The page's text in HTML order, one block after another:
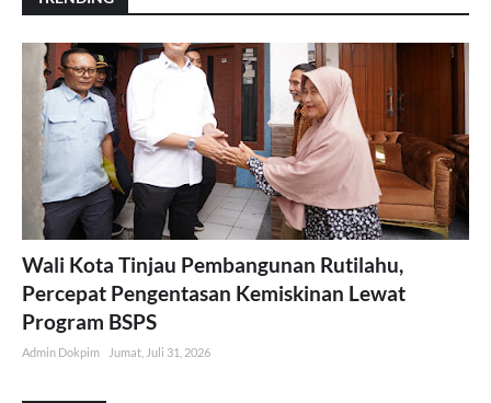
Wali Kota Tinjau Pembangunan Rutilahu,
Percepat Pengentasan Kemiskinan Lewat
Program BSPS
Admin Dokpim Jumat, Juli 31, 2026